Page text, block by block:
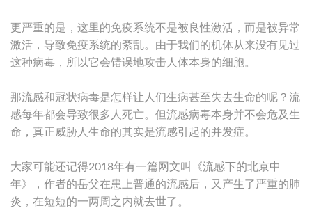
更严重的是，这里的免疫系统不是被良性激活，而是被异常
激活，导致免疫系统的紊乱。由于我们的机体从来没有见过
这种病毒，所以它会错误地攻击人体本身的细胞。
那流感和冠状病毒是怎样让人们生病甚至失去生命的呢？流
感每年都会导致很多人死亡。但流感病毒本身并不会危及生
命，真正威胁人生命的其实是流感引起的并发症。
大家可能还记得2018年有一篇网文叫《流感下的北京中
年》，作者的岳父在患上普通的流感后，又产生了严重的肺
炎，在短短的一两周之内就去世了。